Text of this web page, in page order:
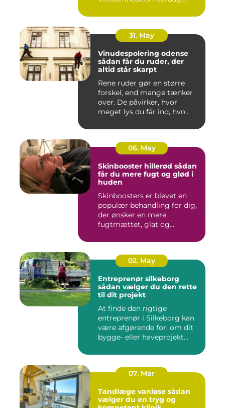
31. May
Vinudespolering odense
sådan får du ruder, der
altid står skarpt
Rene ruder gør en større
forskel, end mange tænker
over. De påvirker, hvor
meget lys du får ind, hvo...
06. May
Skinbooster hillerød sådan
får du mere fugt og glød i
huden
Skinboosters er blevet en
populær behandling for dig,
der ønsker en mere
fugtmættet, glat og
02. May
Entreprenør silkeborg
sådan vælger du den rette
til dit projekt
At finde den rigtige
entreprenør i Silkeborg kan
være afgørende for, om dit
bygge- eller haveprojekt...
07. Mar
Tandlæge vanløse sådan
vælger du en tryg og